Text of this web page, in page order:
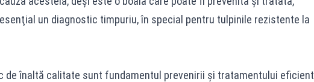
un diagnostic timpuriu, în special pentru tulpinile rezistente la
de înaltă calitate sunt fundamentul prevenirii şi tratamentului eficient